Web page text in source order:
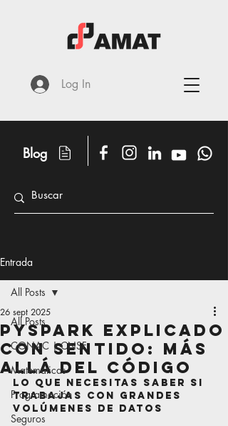
Blog
Log In
Entrada
All Posts
CONAC | CNSF
Matemáticas
Programación
Seguros
All Posts
PySpark explicado
con sentido: más
allá del código
26 sept 2025
Lo que necesitas saber si
trabajas con grandes
volúmenes de datos